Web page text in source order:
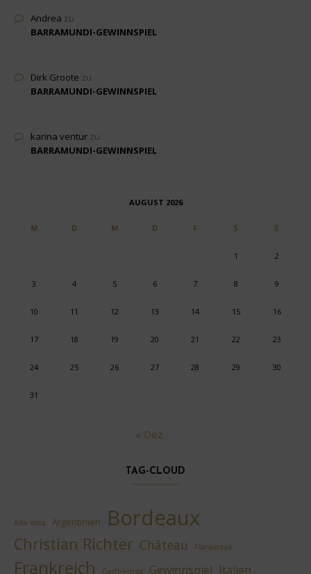
Andrea zu
BARRAMUNDI-GEWINNSPIEL
Dirk Groote zu
BARRAMUNDI-GEWINNSPIEL
karina ventur zu
BARRAMUNDI-GEWINNSPIEL
AUGUST 2026
M D M D F S S
1 2
3 4 5 6 7 8 9
10 11 12 13 14 15 16
17 18 19 20 21 22 23
24 25 26 27 28 29 30
31
« Dez.
TAG-CLOUD
Alta Vista Argentinien Bordeaux
Christian Richter Château Flanksteak
Frankreich Gastbeitrag Gewinnspiel Italien